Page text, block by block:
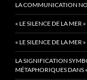
LA COMMUNICATION
« LE SILENCE DE LA MER
« LE SILENCE DE LA MER
LA SIGNIFICATION
MÉTAPHORIQUES DANS